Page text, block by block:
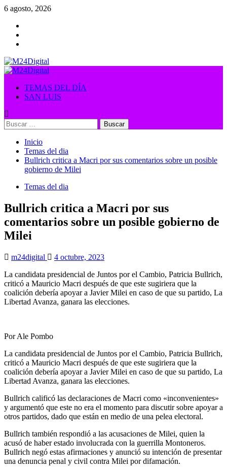
Saltar
contenido
6 agosto, 2026
Menú
TEMAS DEL DÍA
SAN LUIS
Buscar:
Inicio
Temas del dia
Bullrich critica a Macri por sus comentarios sobre un posible
gobierno de Milei
Temas del dia
Bullrich critica a Macri por sus
comentarios sobre un posible gobierno de
Milei
m24digital
4 octubre, 2023
La candidata presidencial de Juntos por el Cambio, Patricia Bullrich,
criticó a Mauricio Macri después de que este sugiriera que la
coalición debería apoyar a Javier Milei en caso de que su partido, La
Libertad Avanza, ganara las elecciones.
Por Ale Pombo
La candidata presidencial de Juntos por el Cambio, Patricia Bullrich,
criticó a Mauricio Macri después de que este sugiriera que la
coalición debería apoyar a Javier Milei en caso de que su partido, La
Libertad Avanza, ganara las elecciones.
Bullrich calificó las declaraciones de Macri como «inconvenientes»
y argumentó que este no era el momento para discutir sobre apoyar a
otros partidos, dado que están en medio de una pelea electoral.
Bullrich también respondió a las acusaciones de Milei, quien la
acusó de haber estado involucrada con la guerrilla Montoneros.
Bullrich negó estas afirmaciones y anunció su intención de presentar
una denuncia penal y civil contra Milei por difamación.